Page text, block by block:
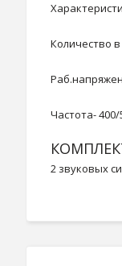
Количество
Частота- 400/
2 звуковых